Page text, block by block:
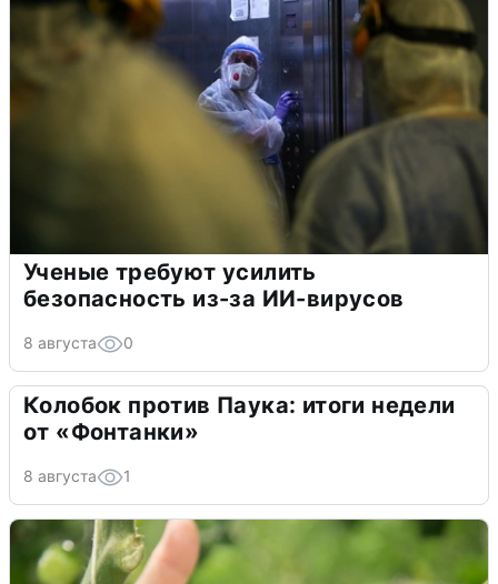
Ученые требуют усилить
безопасность из-за ИИ-вирусов
8 августа 0
Колобок против Паука: итоги недели
от «Фонтанки»
8 августа 1